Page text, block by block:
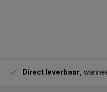
Direct leverbaar ,